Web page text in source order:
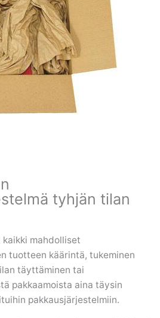
tyhjän tilan
mahdolliset
tuotteen käärintä, tukeminen
täyttäminen tai
pakkaamoista aina täysin
pakkausjärjestelmiin.